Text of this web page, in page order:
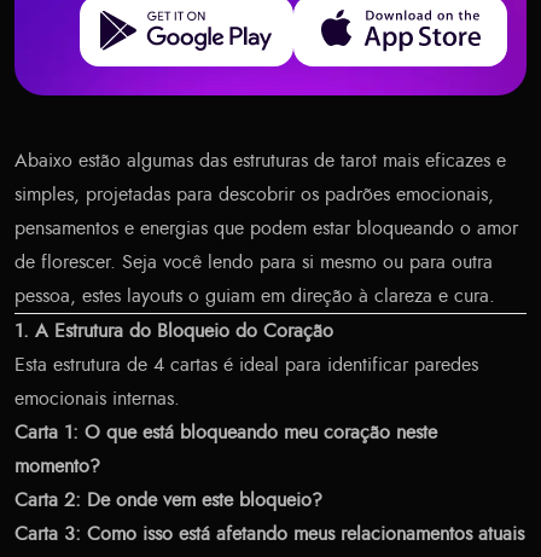
Get it on Google Play Download on the App Store
Abaixo estão algumas das estruturas de tarot mais eficazes e
simples, projetadas para descobrir os padrões emocionais,
pensamentos e energias que podem estar bloqueando o amor
de florescer. Seja você lendo para si mesmo ou para outra
pessoa, estes layouts o guiam em direção à clareza e cura.
1. A Estrutura do Bloqueio do Coração
Esta estrutura de 4 cartas é ideal para identificar paredes
emocionais internas.
Carta 1: O que está bloqueando meu coração neste
momento?
Carta 2: De onde vem este bloqueio?
Carta 3: Como isso está afetando meus relacionamentos atuais